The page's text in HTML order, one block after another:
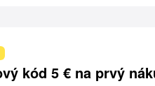
kód 5 € na prvý